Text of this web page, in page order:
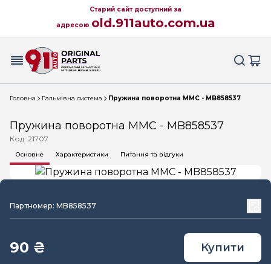
Старий сайт доступний за
адресою old.911auto.com.ua
Головна Гальмівна система Пружина поворотна MMC - MB858537
Пружина поворотна MMC - MB858537
Код: 21707
Основне Характеристики Питання та відгуки
Партномер: MB858537
90 ₴ Купити